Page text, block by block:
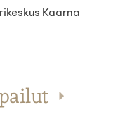
Kaarna